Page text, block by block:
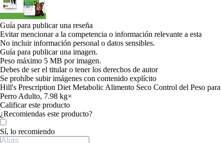
Guía para publicar una reseña
Evitar mencionar a la competencia o información relevante a esta
No incluir información personal o datos sensibles.
Guía para publicar una imagen.
Peso máximo 5 MB por imagen.
Debes de ser el titular o tener los derechos de autor
Se prohíbe subir imágenes con contenido explícito
Hill's Prescription Diet Metabolic Alimento Seco Control del Peso para
Perro Adulto, 7.98 kg×
Calificar este producto
Tu valoración
¿Recomiendas este producto?
Sí, lo recomiendo